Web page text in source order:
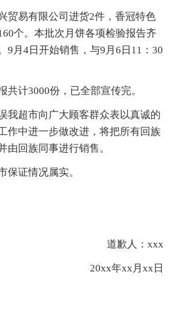
贸易有限公司进货2件，香冠特色
个。本批次月饼各项检验报告齐
9月4日开始销售，与9月6日11：30
共计3000份，已全部宣传完。
我超市向广大顾客群众表以真诚的
作中进一步做改进，将把所有回族
由回族同事进行销售。
保证情况属实。
道歉人：xxx
20xx年xx月xx日